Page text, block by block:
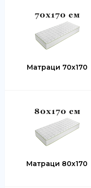
Матраци 70х170
Матраци 80х170